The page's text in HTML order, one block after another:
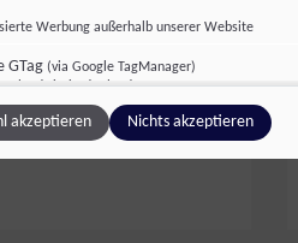
bewährt sich
Automatik- und
Werbung außerhalb unserer Website
GTag (via Google TagManager)
Ireland Limited, Irland
akzeptieren Nichts akzeptieren